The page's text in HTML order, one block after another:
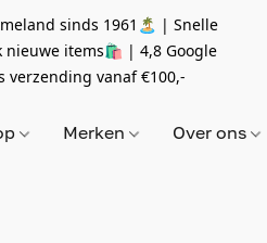
sinds 1961🏝 | Snelle
nieuwe items🛍 | 4,8 Google
verzending vanaf€100,-
Merken Over ons